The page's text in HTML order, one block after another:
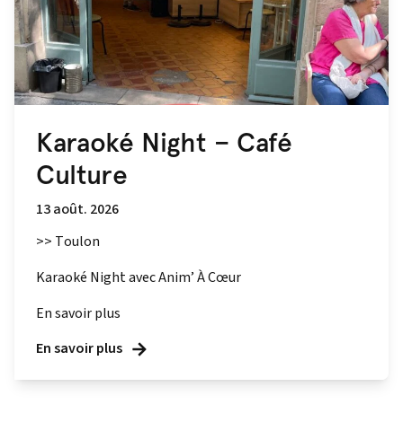
Karaoké Night – Café
Culture
13 août. 2026
>> Toulon
Karaoké Night avec Anim’ À Cœur
En savoir plus
En savoir plus